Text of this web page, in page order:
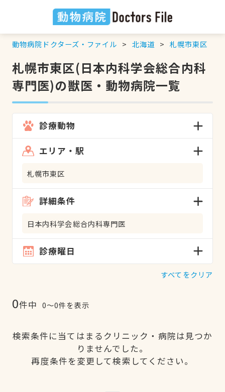
動物病院ドクターズ・ファイル 北海道 札幌市東区
札幌市東区(日本内科学会総合内科
専門医)の獣医・動物病院一覧
診療動物
エリア・駅
札幌市東区
詳細条件
日本内科学会総合内科専門医
診療曜日
すべてをクリア
0件中 0〜0件を表示
検索条件に当てはまるクリニック・病院は見つか
りませんでした。
再度条件を変更して検索してください。